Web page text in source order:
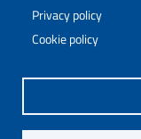
Privacy policy
Cookie policy
C.F.: 80019600925
P.I.: 00443370929